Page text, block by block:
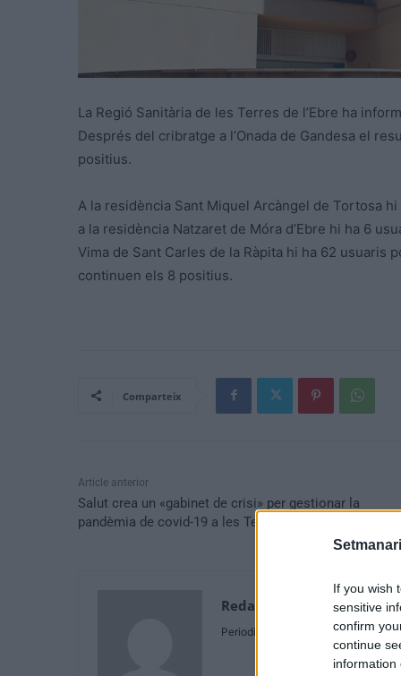
If you wish
sensitive
confirm
continue
information
La Regió Sanitària de les Terres de l’Ebre ha
Després del cribratge a l’Onada de Gandesa el
positius.
A la residència Sant Miquel Arcàngel de Tortosa
a la residència Natzaret de Móra d’Ebre hi ha 6
Vima de Sant Carles de la Ràpita hi ha 62 usuaris
continuen els 8 positius.
Comparteix
Article anterior
Salut crea un «gabinet de crisi» per gestionar la
pandèmia de covid-19 a les Terres de l’Ebre
Redaccio
Periodistes